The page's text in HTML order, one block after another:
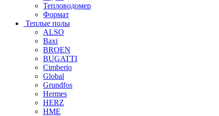
Тепловодомер
Формат
Теплые полы
ALSO
Baxi
BROEN
BUGATTI
Cimberio
Global
Grundfos
Hermes
HERZ
HME